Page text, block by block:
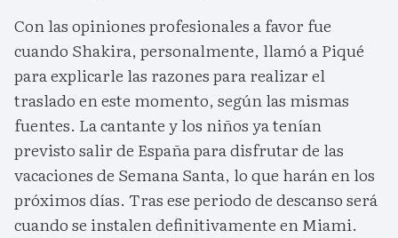
Con las opiniones profesionales a favor fue
cuando Shakira, personalmente, llamó a Piqué
para explicarle las razones para realizar el
traslado en este momento, según las mismas
fuentes. La cantante y los niños ya tenían
previsto salir de España para disfrutar de las
vacaciones de Semana Santa, lo que harán en los
próximos días. Tras ese periodo de descanso será
cuando se instalen definitivamente en Miami.